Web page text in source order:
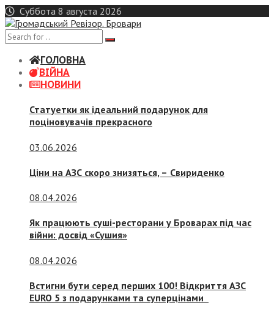
Skip
to
content
Суббота 8 августа 2026
ГОЛОВНА
ВІЙНА
НОВИНИ
Статуетки як ідеальний подарунок для
поціновувачів прекрасного
03.06.2026
Ціни на АЗС скоро знизяться, – Свириденко
08.04.2026
Як працюють суші-ресторани у Броварах під час
війни: досвід «Сушия»
08.04.2026
Встигни бути серед перших 100! Відкриття АЗС
EURO 5 з подарунками та суперцінами